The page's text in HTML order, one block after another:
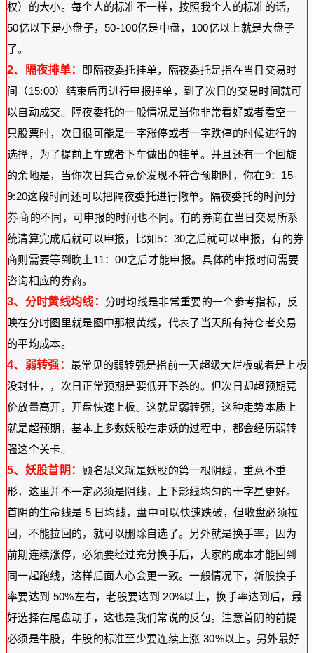
权）的大小。每个人的标准不一样，按照我个人的标准的话，
50亿以下是小盘子，50-100亿是中盘，100亿以上就是大盘子
了。
2、隔夜排单：
即隔夜委托挂单，隔夜委托是指在当日交易时
间（15:00）结束后再进行申报挂单，到了次日的交易时间就可
以自动成交。隔夜委托的一般情况是当你非常看好或者看空一
只股票时，次日很可能是一字涨停或者一字跌停的时候进行的
选择，为了提前上车或者下车做出的挂单。并且还有一个回旋
的余地是，当你次日集合竞价发现不符合预期时，你在9：15-
9:20这段时间还可以把隔夜委托进行撤单。隔夜委托的时间分
券商的不同，可申报的时间也不同。有的券商在当日交易所系
统清算完成后就可以申报，比如5：30之后就可以申报，有的券
商则需要等到晚上11：00之后才能申报。具体的申报时间需要
咨询相应的券商。
3、分时黄线均线： 分时均线是非常重要的一个参考指标，反
映在分时图里就是图中那根黄线，代表了当天所有持仓者交易
的平均成本。
4、弱转强： 最常见的弱转强是指前一天超级大烂板或者是上板
没封住，，次日正常预期是要低开下杀的。但次日却超预期竞
价放量高开，开盘快速上板。这就是弱转强，这种走势本质上
就是超预期，基本上多数妖股在走妖的过程中，都会经历弱转
强这个关卡。
5、妖股首阴： 顾名思义就是妖股的第一根阴线，重意不重
形，这里并不一定必须是阴线，上下影线均匀的十字星更好。
首阴的生命线是 5 日均线，盘中可以快速跌破，但收盘必须拉
回，不能拉回的，就可以删除自选了。另外就是换手率，因为
前期连续涨停，必须要经过充分换手后，大家的成本才能回到
同一起跑线，这样后面人心会更一致。一般情况下，新股换手
率要达到 50%左右，老股要达到 20%以上，换手率达到后，最
好选择在尾盘动手，这也是我们常说的反包。注意首阴的前提
必须是牛股，牛股的标准至少要连续上涨 30%以上。另外最好